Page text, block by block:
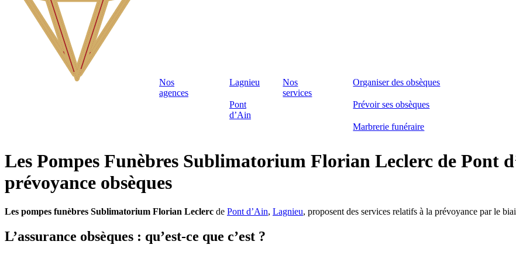
Nos
agences
Lagnieu
Pont
d’Ain
Nos
services
Organiser des obsèques
Prévoir ses obsèques
Marbrerie funéraire
Les Pompes Funèbres Sublimatorium Florian Leclerc de Pont
prévoyance obsèques
Les pompes funèbres Sublimatorium Florian Leclerc de Pont d’Ain, Lagnieu, proposent des services relatifs à la prévoyance par le
L’assurance obsèques : qu’est-ce que c’est ?